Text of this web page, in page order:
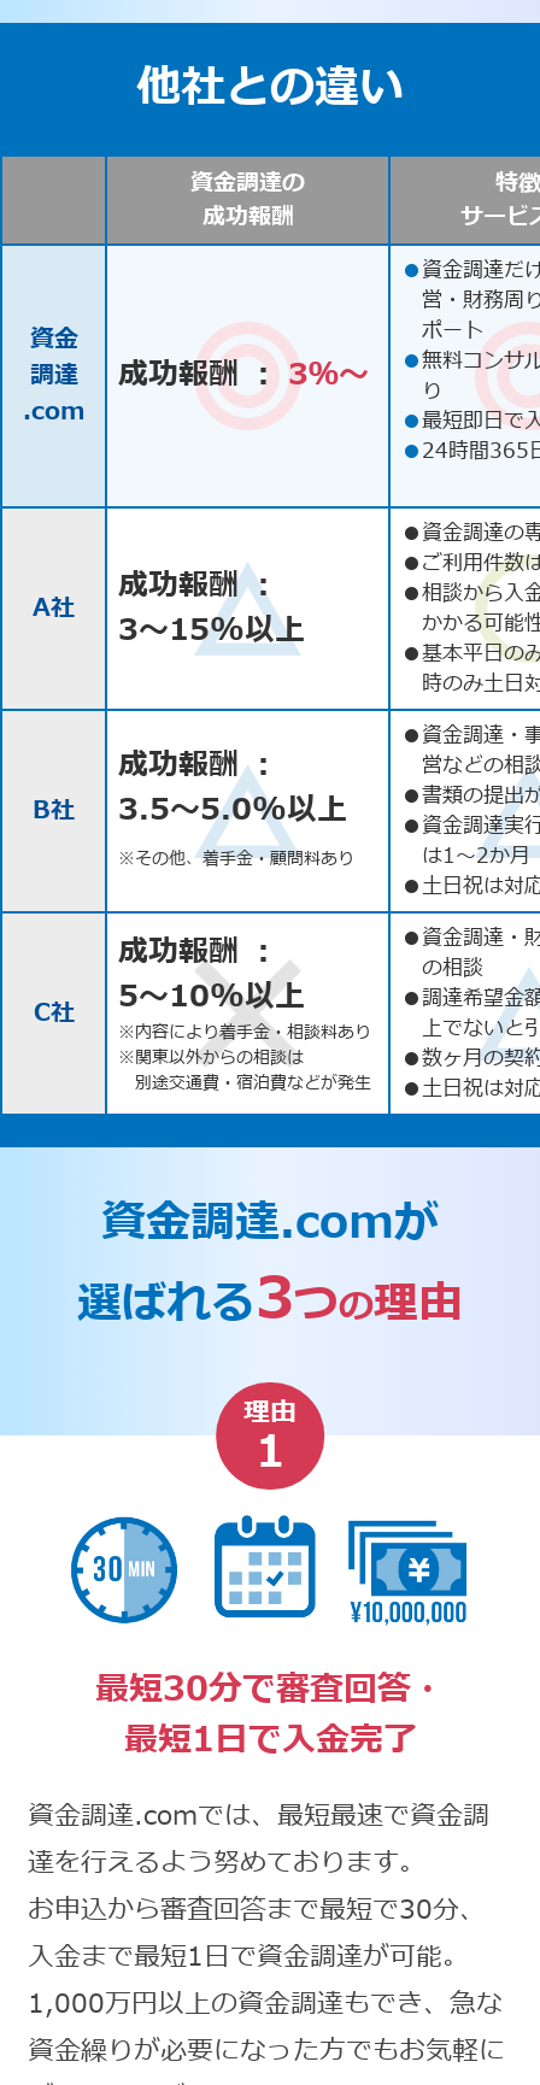
他社との違い
資金調達の
成功報酬
特
サービ
資金
調達
.com
成功報酬 ： 3％〜
●資金調達だ
営・財務周
ポート
●無料コンサ
り
●最短即日で
●24時間365
A社
成功報酬 ：
3〜15%以上
●資金調達の
●ご利用件数
●相談から入
かかる可能
●基本平日の
時のみ土日
B社
成功報酬 ：
3.5〜5.0%以上
※その他、着手金・顧問料あり
●資金調達・
営などの相
●書類の提出
●資金調達実
は1〜2か月
●土日祝は対
C社
成功報酬 ：
5〜10%以上
※内容により着手金・相談料あり
※関東以外からの相談は
別途交通費・宿泊費などが発生
●資金調達・
の相談
●調達希望金
上でないと
●数ヶ月の契
●土日祝は対
資金調達.comが
選ばれる3つの理由
理由
1
最短30分で審査回答・
最短1日で入金完了
資金調達.comでは、最短最速で資金調
達を行えるよう努めております。
お申込から審査回答まで最短で30分、
入金まで最短1日で資金調達が可能。
1,000万円以上の資金調達もでき、急な
資金繰りが必要になった方でもお気軽に